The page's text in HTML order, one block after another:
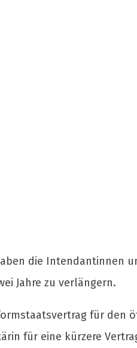
die Intendantinnen
Jahre zu verlängern.
für den
für eine kürzere